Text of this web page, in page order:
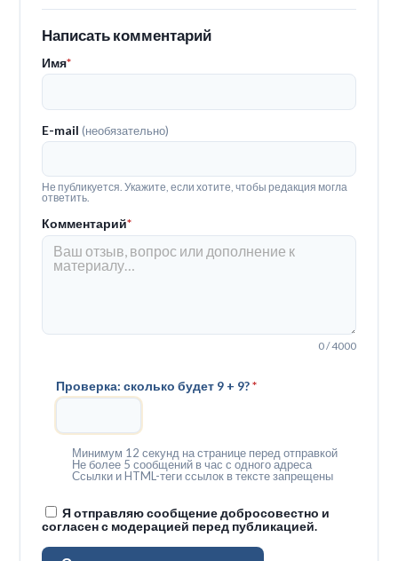
Написать комментарий
Имя*
E-mail(необязательно)
Не публикуется. Укажите, если хотите, чтобы редакция могла
ответить.
Комментарий*
0 / 4000
Проверка: сколько будет 9 + 9?*
Минимум 12 секунд на странице перед отправкой
Не более 5 сообщений в час с одного адреса
Ссылки и HTML-теги ссылок в тексте запрещены
Я отправляю сообщение добросовестно и
согласен с модерацией перед публикацией.